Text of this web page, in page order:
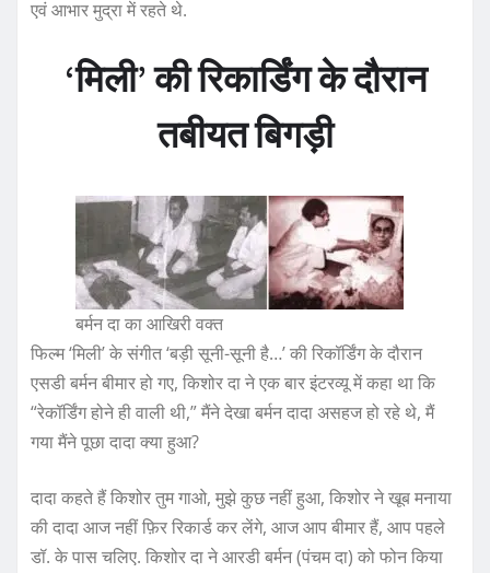
एवं आभार मुद्रा में रहते थे.
‘मिली’ की रिकार्डिंग के दौरान
तबीयत बिगड़ी
बर्मन दा का आखिरी वक्त
फिल्म ‘मिली’ के संगीत ‘बड़ी सूनी-सूनी है…’ की रिकॉर्डिंग के दौरान
एसडी बर्मन बीमार हो गए, किशोर दा ने एक बार इंटरव्यू में कहा था कि
“रेकॉर्डिंग होने ही वाली थी,” मैंने देखा बर्मन दादा असहज हो रहे थे, मैं
गया मैंने पूछा दादा क्या हुआ?
दादा कहते हैं किशोर तुम गाओ, मुझे कुछ नहीं हुआ, किशोर ने खूब मनाया
की दादा आज नहीं फ़िर रिकार्ड कर लेंगे, आज आप बीमार हैं, आप पहले
डॉ. के पास चलिए. किशोर दा ने आरडी बर्मन (पंचम दा) को फोन किया